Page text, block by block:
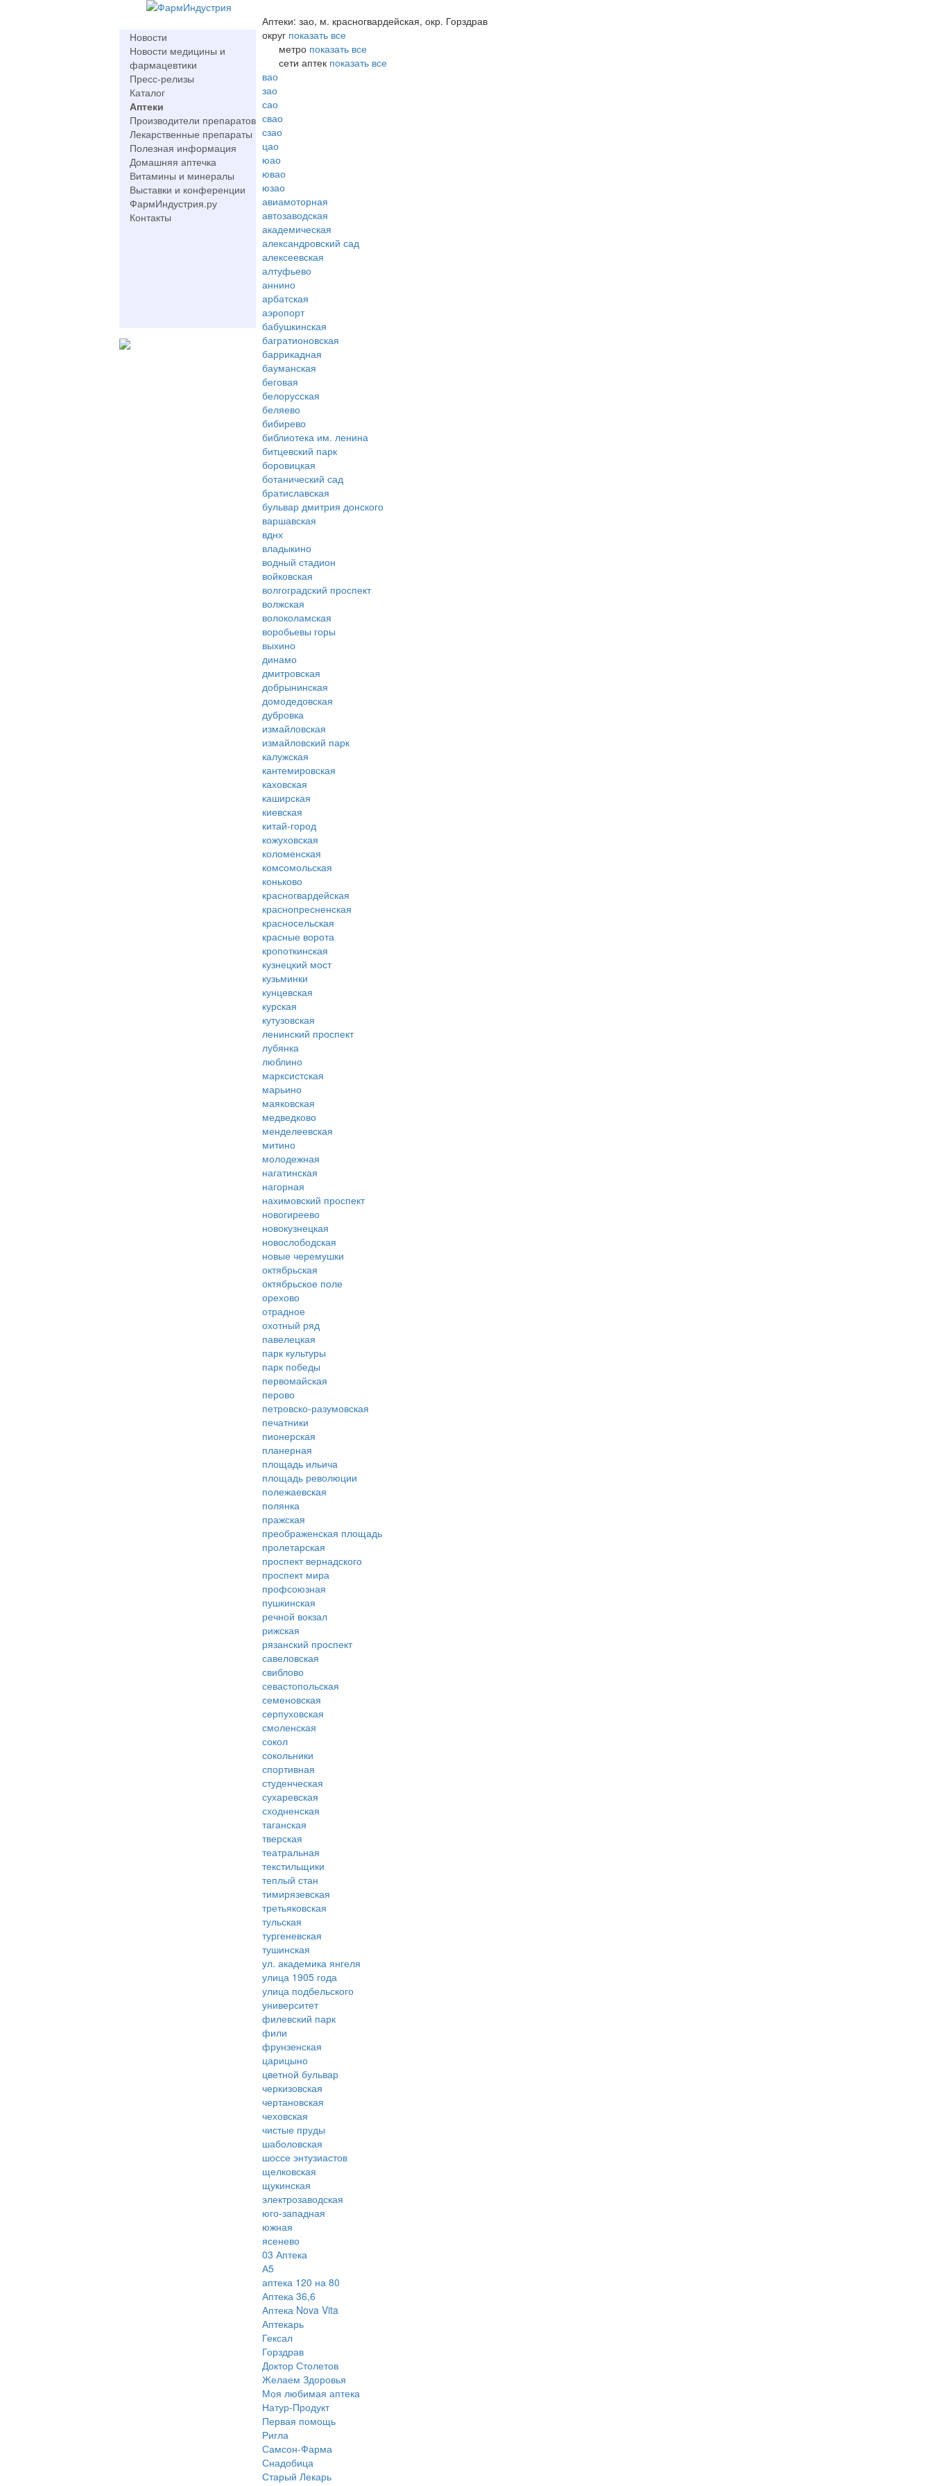
Новости
Новости медицины и
фармацевтики
Пресс-релизы
Каталог
Аптеки
Производители препаратов
Лекарственные препараты
Полезная информация
Домашняя аптечка
Витамины и минералы
Выставки и конференции
ФармИндустрия.ру
Контакты
Аптеки: зао, м. красногвардейская, окр. Горздрав
округ показать все
метро показать все
сети аптек показать все
вао
зао
сао
свао
сзао
цао
юао
ювао
юзао
авиамоторная
автозаводская
академическая
александровский сад
алексеевская
алтуфьево
аннино
арбатская
аэропорт
бабушкинская
багратионовская
баррикадная
бауманская
беговая
белорусская
беляево
бибирево
библиотека им. ленина
битцевский парк
боровицкая
ботанический сад
братиславская
бульвар дмитрия донского
варшавская
вднх
владыкино
водный стадион
войковская
волгоградский проспект
волжская
волоколамская
воробьевы горы
выхино
динамо
дмитровская
добрынинская
домодедовская
дубровка
измайловская
измайловский парк
калужская
кантемировская
каховская
каширская
киевская
китай-город
кожуховская
коломенская
комсомольская
коньково
красногвардейская
краснопресненская
красносельская
красные ворота
кропоткинская
кузнецкий мост
кузьминки
кунцевская
курская
кутузовская
ленинский проспект
лубянка
люблино
марксистская
марьино
маяковская
медведково
менделеевская
митино
молодежная
нагатинская
нагорная
нахимовский проспект
новогиреево
новокузнецкая
новослободская
новые черемушки
октябрьская
октябрьское поле
орехово
отрадное
охотный ряд
павелецкая
парк культуры
парк победы
первомайская
перово
петровско-разумовская
печатники
пионерская
планерная
площадь ильича
площадь революции
полежаевская
полянка
пражская
преображенская площадь
пролетарская
проспект вернадского
проспект мира
профсоюзная
пушкинская
речной вокзал
рижская
рязанский проспект
савеловская
свиблово
севастопольская
семеновская
серпуховская
смоленская
сокол
сокольники
спортивная
студенческая
сухаревская
сходненская
таганская
тверская
театральная
текстильщики
теплый стан
тимирязевская
третьяковская
тульская
тургеневская
тушинская
ул. академика янгеля
улица 1905 года
улица подбельского
университет
филевский парк
фили
фрунзенская
царицыно
цветной бульвар
черкизовская
чертановская
чеховская
чистые пруды
шаболовская
шоссе энтузиастов
щелковская
щукинская
электрозаводская
юго-западная
южная
ясенево
03 Аптека
А5
аптека 120 на 80
Аптека 36,6
Аптека Nova Vita
Аптекарь
Гексал
Горздрав
Доктор Столетов
Желаем Здоровья
Моя любимая аптека
Натур-Продукт
Первая помощь
Ригла
Самсон-Фарма
Снадобица
Старый Лекарь